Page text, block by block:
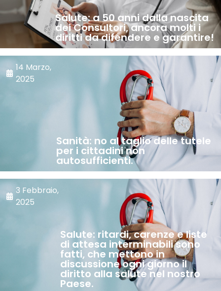
Salute: a 50 anni dalla nascita
dei Consultori, ancora molti i
diritti da difendere e garantire!
14 Marzo,
2025
Sanità: no al taglio delle tutele
per i cittadini non
autosufficienti.
3 Febbraio,
2025
Salute: ritardi, carenze e liste
di attesa interminabili sono
fatti, che mettono in
discussione ogni giorno il
diritto alla salute nel nostro
Paese.